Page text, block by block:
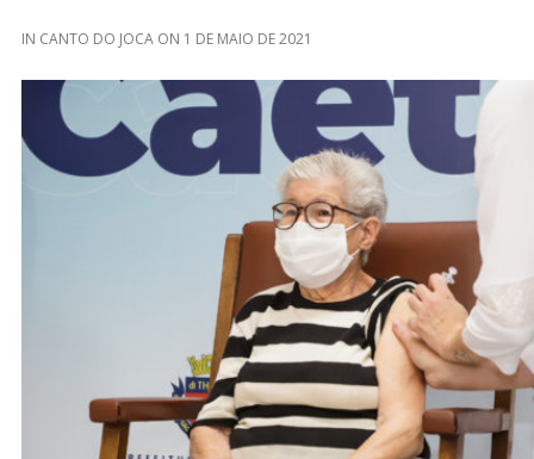
IN CANTO DO JOCA ON 1 DE MAIO DE 2021